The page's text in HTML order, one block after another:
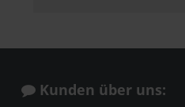
Kunden über uns: